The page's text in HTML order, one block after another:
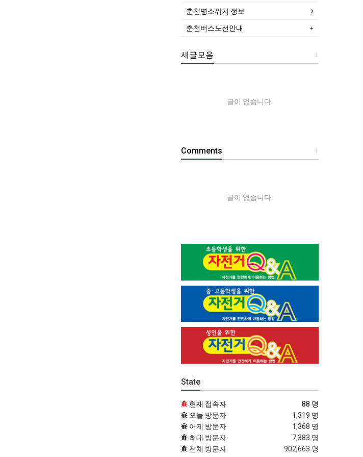
춘천명소위치 정보
춘천버스노선안내
+
새글모음
글이 없습니다.
+
Comments
글이 없습니다.
State
현재 접속자
88 명
오늘 방문자
1,319 명
어제 방문자
1,368 명
최대 방문자
7,383 명
전체 방문자
902,663 명